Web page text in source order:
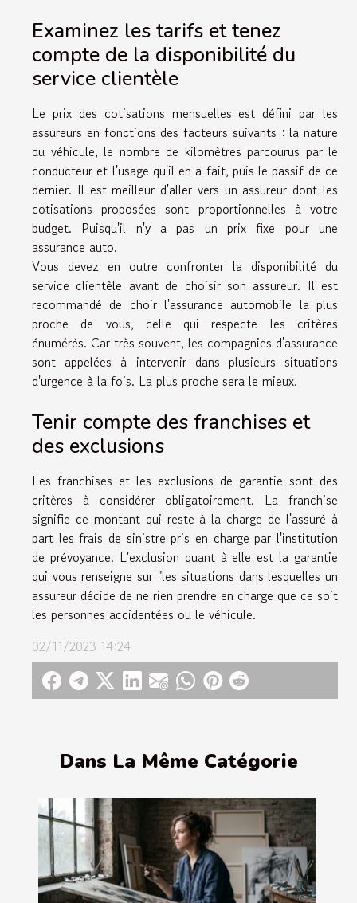
Dans La Même Catégorie
Examinez les tarifs et tenez
compte de la disponibilité du
service clientèle
Le prix des cotisations mensuelles est défini par les
assureurs en fonctions des facteurs suivants : la nature
du véhicule, le nombre de kilomètres parcourus par le
conducteur et l'usage qu'il en a fait, puis le passif de ce
dernier. Il est meilleur d'aller vers un assureur dont les
cotisations proposées sont proportionnelles à votre
budget. Puisqu'il n'y a pas un prix fixe pour une
assurance auto.
Vous devez en outre confronter la disponibilité du
service clientèle avant de choisir son assureur. Il est
recommandé de choir l'assurance automobile la plus
proche de vous, celle qui respecte les critères
énumérés. Car très souvent, les compagnies d'assurance
sont appelées à intervenir dans plusieurs situations
d'urgence à la fois. La plus proche sera le mieux.
Tenir compte des franchises et
des exclusions
Les franchises et les exclusions de garantie sont des
critères à considérer obligatoirement. La franchise
signifie ce montant qui reste à la charge de l'assuré à
part les frais de sinistre pris en charge par l'institution
de prévoyance. L'exclusion quant à elle est la garantie
qui vous renseigne sur "les situations dans lesquelles un
assureur décide de ne rien prendre en charge que ce soit
les personnes accidentées ou le véhicule.
02/11/2023 14:24